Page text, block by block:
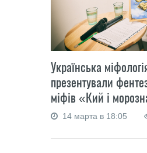
Українська
презентували
міфів «Кий і
14 марта в 18:05